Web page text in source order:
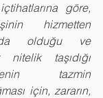
göre,
hizmetten
olduğu ve
taşıdığı
tazmin
için, zararın,